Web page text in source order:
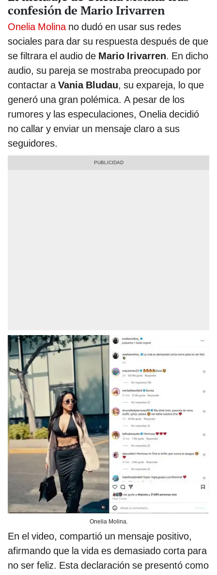
confesión de Mario Irivarren
Onelia Molinano dudó en usar sus redes
sociales para dar su respuesta después de que
se filtrara el audio de Mario Irivarren. En dicho
audio, su pareja se mostraba preocupado por
contactar aVania Bludau, su expareja, lo que
generó una gran polémica. A pesar de los
rumores y las especulaciones, Onelia decidió
no callar y enviar un mensaje claro a sus
seguidores.
Onelia Molina.
En el video, compartió un mensaje positivo,
afirmando que la vida es demasiado corta para
no ser feliz. Esta declaración se presentó como